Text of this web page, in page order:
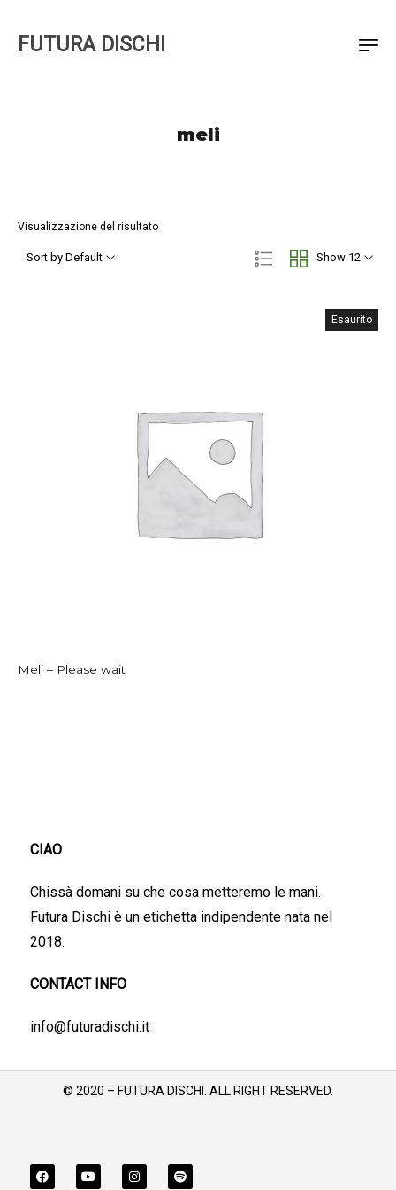
FUTURA DISCHI
meli
Visualizzazione del risultato
Show 12
Sort by Default
Esaurito
Meli – Please wait
CIAO
Chissà domani su che cosa metteremo le mani.
Futura Dischi è un etichetta indipendente nata nel
2018.
CONTACT INFO
info@futuradischi.it
© 2020 – FUTURA DISCHI. ALL RIGHT RESERVED.